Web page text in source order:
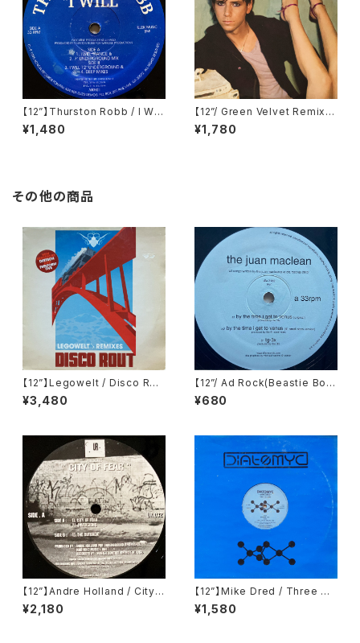
【12”】Thurston Robb / I Will
(Acacia Records) (AR021)
¥1,480
【12”/ Green Velvet Remix】
Tiga / Shoes (Different) (D
IFB 1216T)
¥1,780
その他の商品
【12”】Legowelt / Disco Rou
t (Cocoon Recordings) (C
OR12"004)
¥3,480
【12”/ Ad Rock(Beastie Boy
s) Remix】The Juan MacLe
an / By The Time I Get To
¥680
【12”】Andre Holland / City
Of Fear (Underground Resi
stance) (UR.032)
¥2,180
【12”】Mike Dred / Three Qu
arks (Diatomyc) (DT 009)
¥1,580